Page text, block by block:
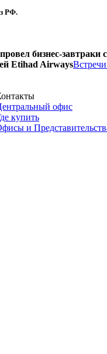
РФ.
бизнес-завтраки
Etihad Airways
офис
купить
и